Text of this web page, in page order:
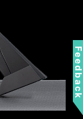
上搭載鋼鐵
焊點來鞏固
護力，以避
量過重而造
損壞。鋼鐵
E插槽的
電磁波的干